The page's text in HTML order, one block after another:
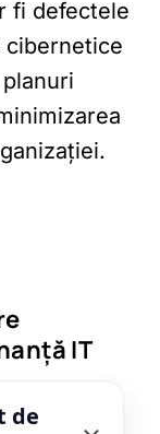
fi defectele
cibernetice
IT
de